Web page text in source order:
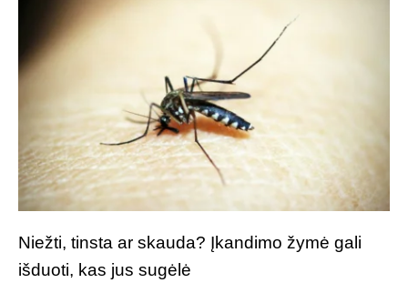
Niežti, tinsta ar skauda? Įkandimo žymė gali
išduoti, kas jus sugėlė